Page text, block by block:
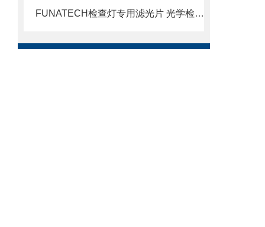
FUNATECH检查灯专用滤光片 光学检测配套优化方案